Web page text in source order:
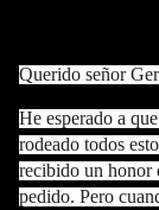
Querido señor
He esperado a
rodeado todos
recibido un honor
pedido. Pero